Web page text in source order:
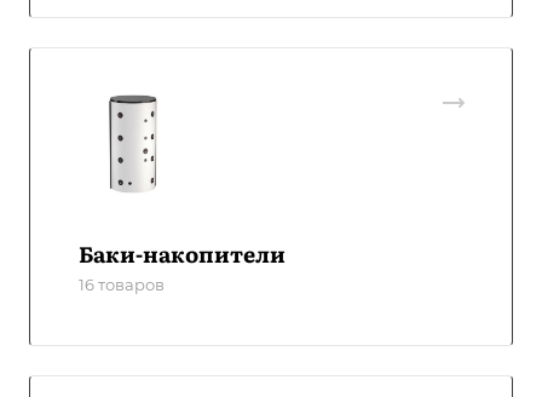
Баки-накопители
16 товаров